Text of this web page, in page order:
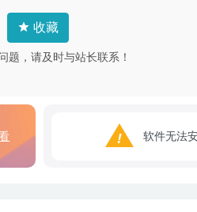
收藏
题，请及时与站长联系！
软件无法
算器 2020-06-28
– 方便直观的RAW照片处理工